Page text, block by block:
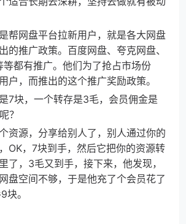
帮网盘平台拉新用户，就是各大网盘
的推广政策。百度网盘、夸克网盘、
都有推广。他们为了抢占市场份
户，而推出的这个推广奖励政策。
7块，一个转存是3毛，会员佣金是
？
资源，分享给别人了，别人通过你的
OK，7块到手，然后它把你的资源转
了，3毛又到手，接下来，他发现，
盘空间不够，于是他充了个会员花了
。